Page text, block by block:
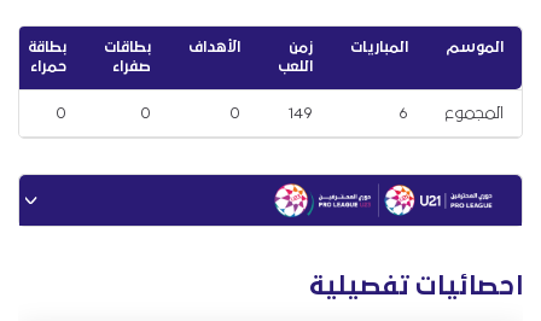
الموسم المباريات
زمن
اللعب
الأهداف
بطاقات
صفراء
بطاقة
حمراء
المجموع 6
149
0
0
0
احصائيات تفصيلية